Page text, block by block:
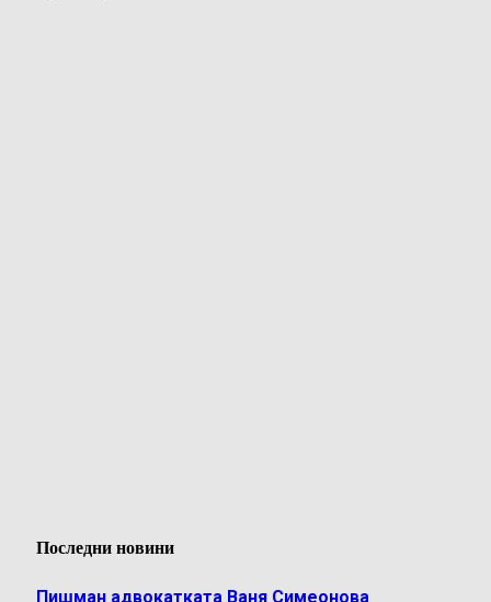
Последни новини
Пишман адвокатката Ваня Симеонова